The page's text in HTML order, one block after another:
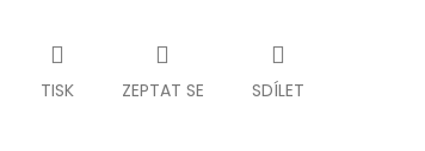
TISK ZEPTAT SE SDÍLET